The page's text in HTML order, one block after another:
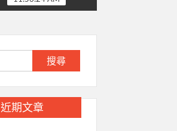
尋
關
鍵
字:
近期文章